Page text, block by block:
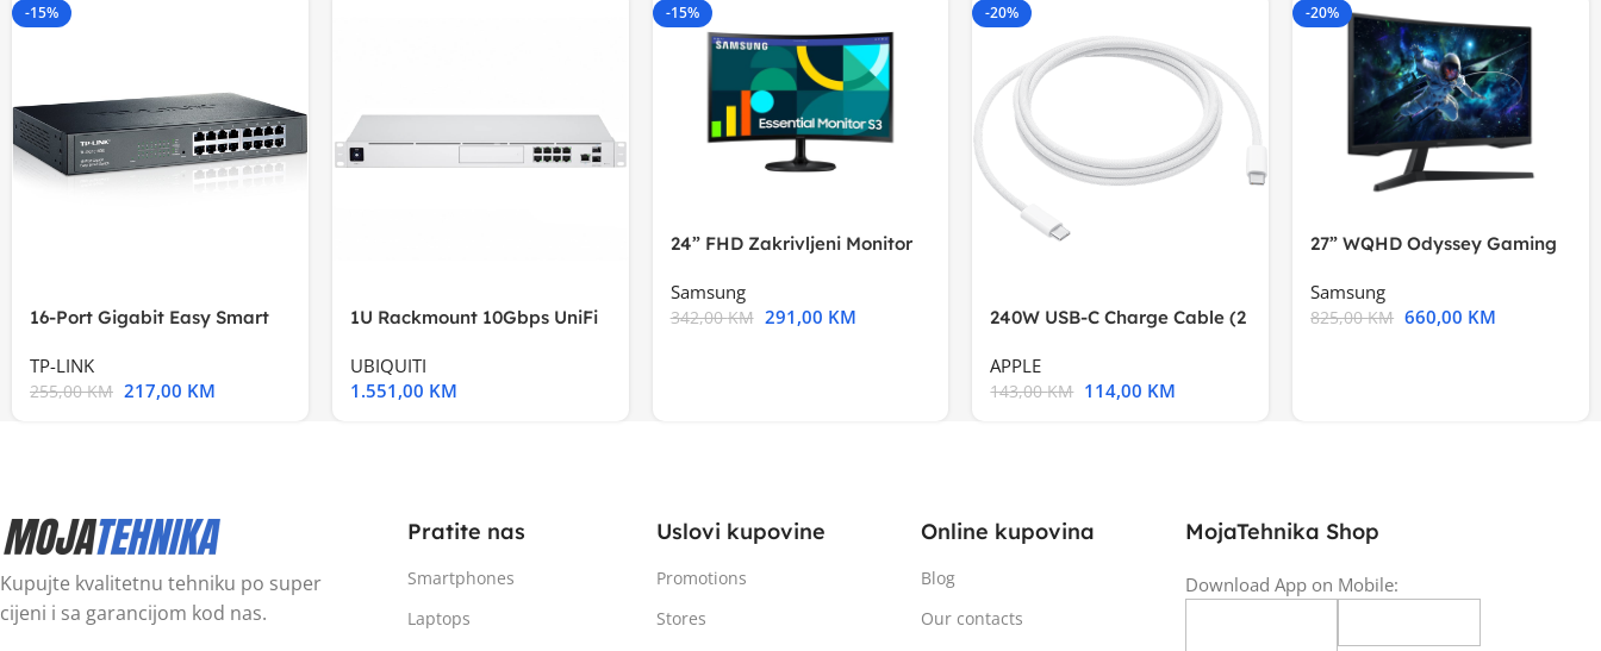
-15%
16-Port Gigabit Easy Smart
TP-LINK
255,00KM 217,00 KM
1U Rackmount 10Gbps UniFi
UBIQUITI
1.551,00 KM
-15%
24” FHD Zakrivljeni Monitor
Samsung
342,00KM 291,00 KM
-20%
240W USB-C Charge Cable (2
APPLE
143,00KM 114,00 KM
-20%
27” WQHD Odyssey Gaming
Samsung
825,00KM 660,00 KM
Kupujte kvalitetnu tehniku po super
cijeni i sa garancijom kod nas.
Pratite nas
Smartphones
Laptops
Uslovi kupovine
Promotions
Stores
Online kupovina
Blog
Our contacts
MojaTehnika Shop
Download App on Mobile: